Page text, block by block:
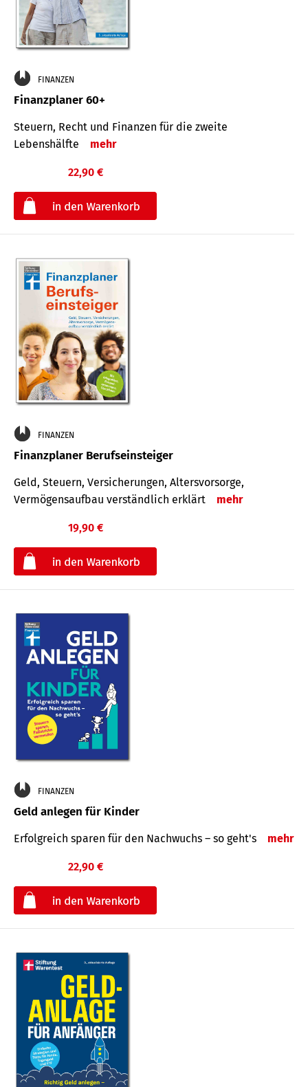
FINANZEN
Finanzplaner 60+
Steuern, Recht und Finanzen für die zweite
Lebenshälfte
mehr
22,90 €
FINANZEN
Finanzplaner Berufseinsteiger
Geld, Steuern, Versicherungen, Altersvorsorge,
Vermögensaufbau verständlich erklärt
mehr
19,90 €
FINANZEN
Geld anlegen für Kinder
Erfolgreich sparen für den Nachwuchs – so geht's mehr
22,90 €